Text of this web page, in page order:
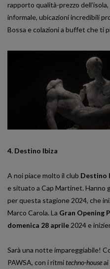
rapporto qualità-prezzo
informale, ubicazioni incredibili
Bossa e colazioni a buffet che ti
4. Destino Ibiza
A noi piace molto il club Destino
e situato a Cap Martinet. Hanno
per questa stagione 2024, che
Marco Carola. La Gran Opening
domenica 28 aprile 2024 e
Sarà una notte impareggiabile!
PAWSA, con i ritmitechno-house